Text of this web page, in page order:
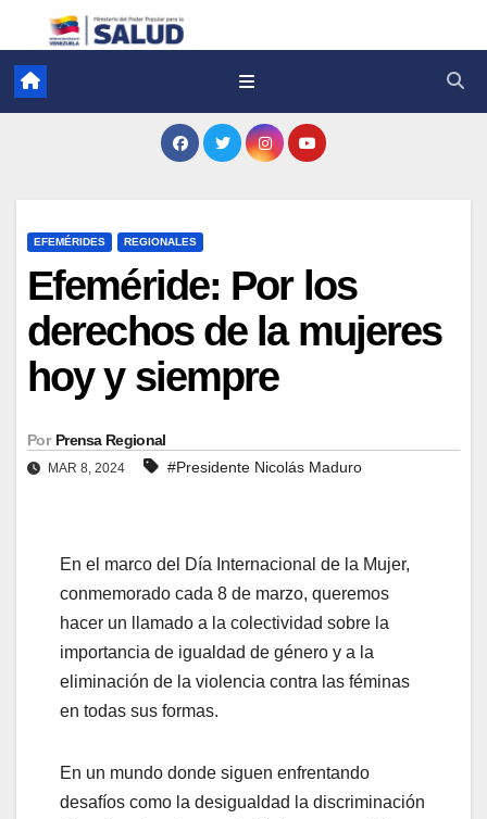
EFEMÉRIDES REGIONALES
Efeméride: Por los
derechos de la mujeres
hoy y siempre
Por Prensa Regional
MAR 8, 2024 #Presidente Nicolás Maduro
En el marco del Día Internacional de la Mujer,
conmemorado cada 8 de marzo, queremos
hacer un llamado a la colectividad sobre la
importancia de igualdad de género y a la
eliminación de la violencia contra las féminas
en todas sus formas.
En un mundo donde siguen enfrentando
desafíos como la desigualdad la discriminación